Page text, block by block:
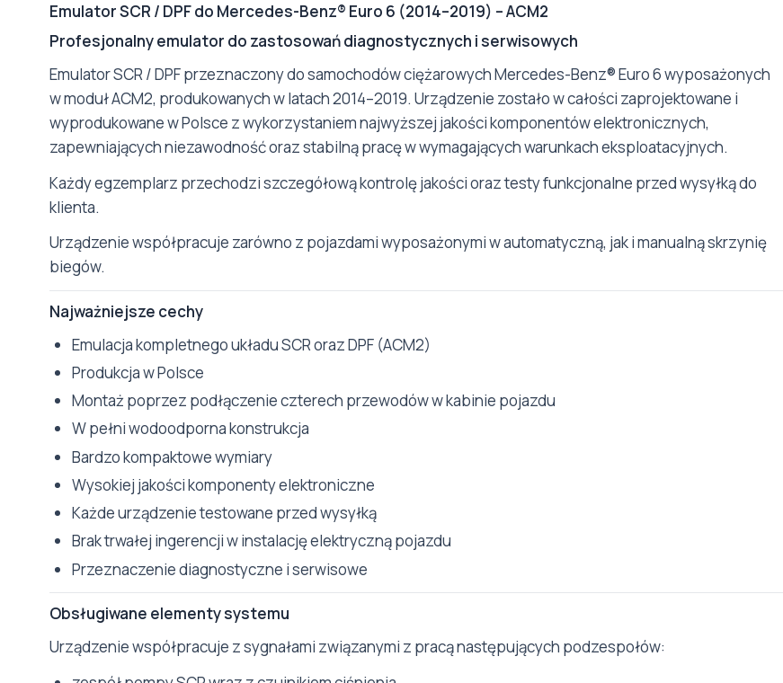
Emulator SCR / DPF do Mercedes-Benz® Euro 6 (2014–2019) – ACM2
Profesjonalny emulator do zastosowań diagnostycznych i serwisowych
Emulator SCR / DPF przeznaczony do samochodów ciężarowych Mercedes-Benz® Euro 6 wyposażonych
w moduł ACM2, produkowanych w latach 2014–2019. Urządzenie zostało w całości zaprojektowane i
wyprodukowane w Polsce z wykorzystaniem najwyższej jakości komponentów elektronicznych,
zapewniających niezawodność oraz stabilną pracę w wymagających warunkach eksploatacyjnych.
Każdy egzemplarz przechodzi szczegółową kontrolę jakości oraz testy funkcjonalne przed wysyłką do
klienta.
Urządzenie współpracuje zarówno z pojazdami wyposażonymi w automatyczną, jak i manualną skrzynię
biegów.
Najważniejsze cechy
Emulacja kompletnego układu SCR oraz DPF (ACM2)
Produkcja w Polsce
Montaż poprzez podłączenie czterech przewodów w kabinie pojazdu
W pełni wodoodporna konstrukcja
Bardzo kompaktowe wymiary
Wysokiej jakości komponenty elektroniczne
Każde urządzenie testowane przed wysyłką
Brak trwałej ingerencji w instalację elektryczną pojazdu
Przeznaczenie diagnostyczne i serwisowe
Obsługiwane elementy systemu
Urządzenie współpracuje z sygnałami związanymi z pracą następujących podzespołów: